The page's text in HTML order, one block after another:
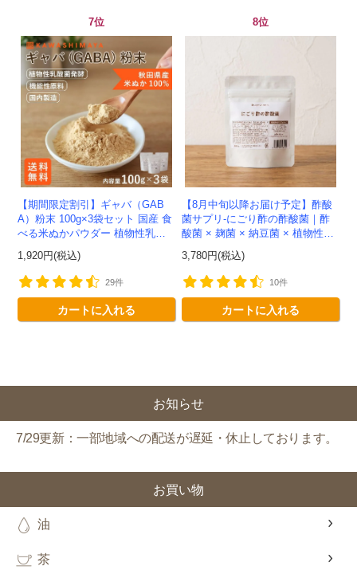
7位
【期間限定割引】ギャバ（GAB
A）粉末 100g×3袋セット 国産 食
べる米ぬかパウダー 植物性乳酸
菌発酵 -かわしま屋- 【送料無
料】*メール便での発送...
1,920円(税込)
29件
カートに入れる
8位
【8月中旬以降お届け予定】酢酸
菌サプリ-にごり酢の酢酸菌｜酢
酸菌 × 麹菌 × 納豆菌 × 植物性乳
酸菌20兆個を一粒に凝縮-かわし
ま屋-【送料無料】*メ...
3,780円(税込)
10件
カートに入れる
お知らせ
7/29更新：一部地域への配送が遅延・休止しております。
お買い物
油
茶
新規会員様限定
今すぐ使える
円OFFクーポンを
ご用意しました🎁
会員登録ありがとうございます！
＼ ご登録の感謝を込めて ／
新規会員様限定特典クーポン
300円OFF
ご利用回数：お一人様1回限り
※他のクーポンとの併用はできません
クーポンのご利用方法はこちら >>